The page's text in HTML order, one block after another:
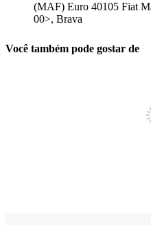
(MAF) Euro 40105 Fiat
00>, Brava
Você também pode gostar de